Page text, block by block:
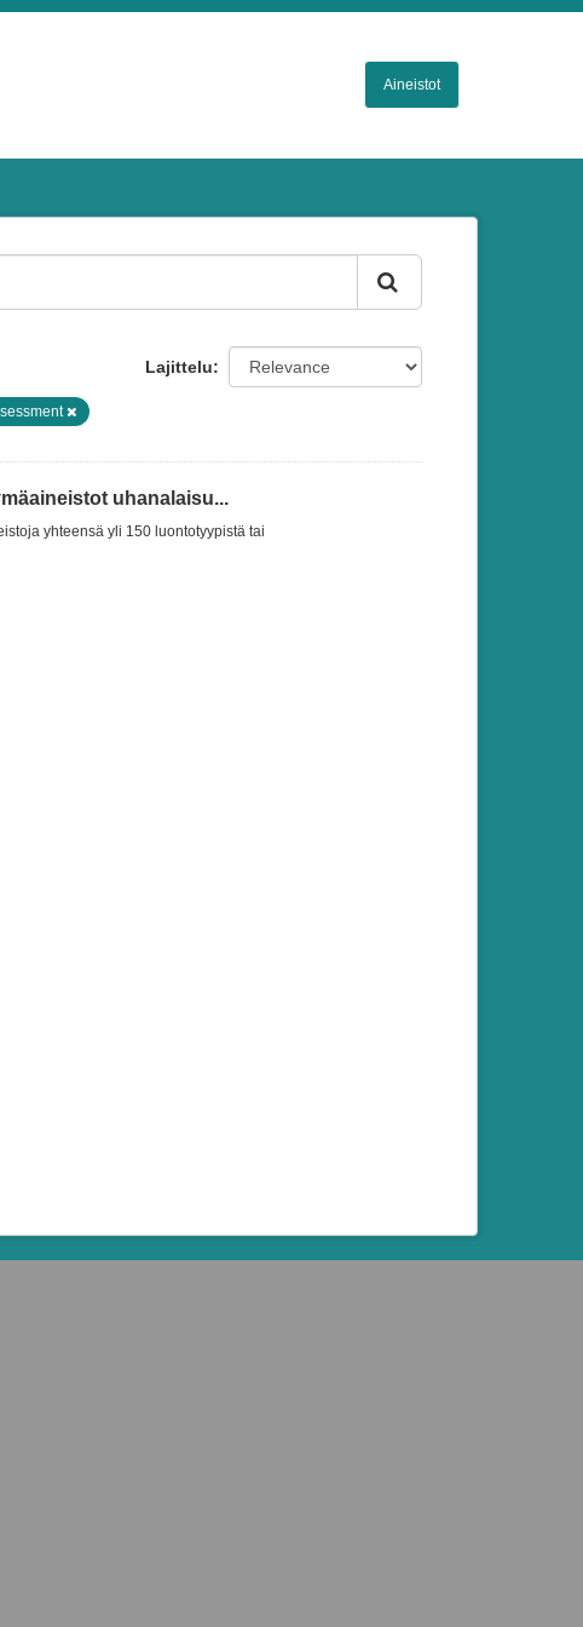
Aineistot
Lajittelu
uhanalaisu...
yhteensä yli 150 luontotyypistä tai